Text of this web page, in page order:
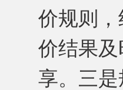
价规则
价结果
享。三